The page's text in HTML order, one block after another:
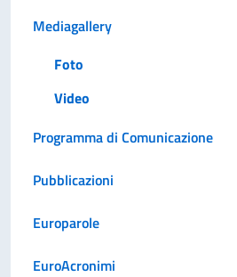
Mediagallery
Foto
Video
Programma di Comunicazione
Pubblicazioni
Europarole
EuroAcronimi